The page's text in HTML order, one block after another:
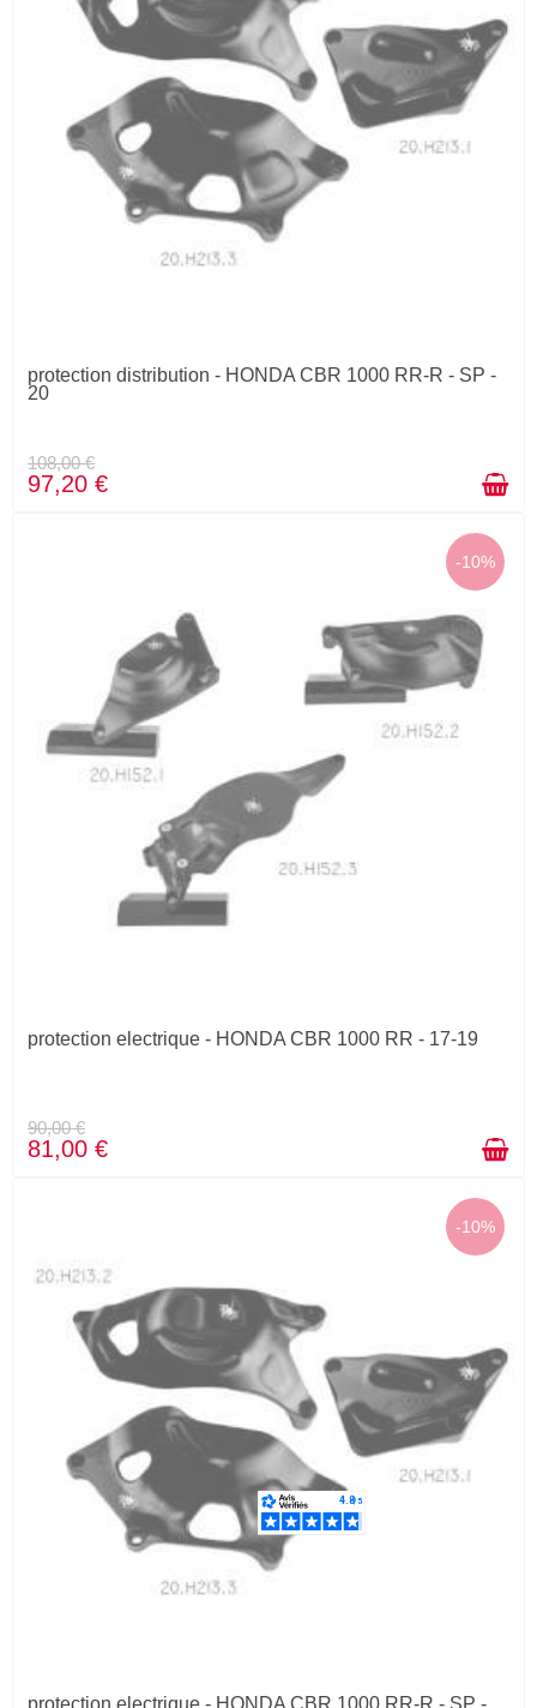
protection distribution - HONDA CBR 1000 RR-R - SP -
20
108,00 €
97,20 €
-10%
protection electrique - HONDA CBR 1000 RR - 17-19
90,00 €
81,00 €
-10%
protection electrique - HONDA CBR 1000 RR-R - SP -